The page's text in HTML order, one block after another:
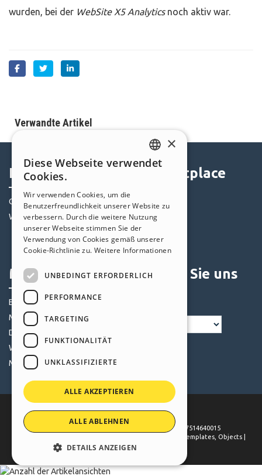
wurden, bei der WebSite X5 Analyticsnoch aktiv war.
Verwandte Artikel
Help Center
Community
Websites von Nutzern
Marketplace
Templates
Objekte
Angebote
Mein Profil
Eigene Beiträge
Meine Lizenz
Downloads
Webhosting
Meine Credits
Folgen Sie uns
. All rights reserved. P.IVA IT07514640015
Templates Objects
Privacy Policy
ENGLISH
GERMAN
SPANISH
PORTUGUESE
×
Diese Webseite verwendet
Cookies.
Wir verwenden Cookies, um die
Benutzerfreundlichkeit unserer Website zu
verbessern. Durch die weitere Nutzung
unserer Webseite stimmen Sie der
Verwendung von Cookies gemäß unserer
Cookie-Richtlinie zu. Weitere Informationen
UNBEDINGT ERFORDERLICH
PERFORMANCE
TARGETING
FUNKTIONALITÄT
UNKLASSIFIZIERTE
ALLE AKZEPTIEREN
ALLE ABLEHNEN
DETAILS ANZEIGEN